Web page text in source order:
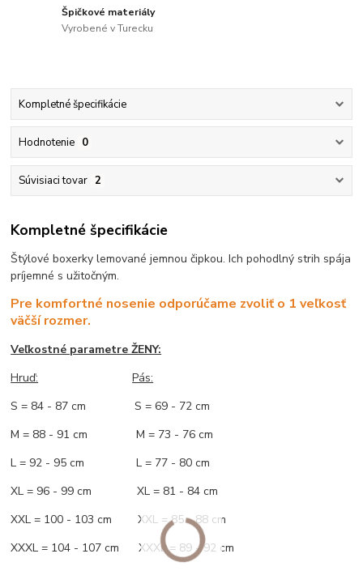
Špičkové materiály
Vyrobené v Turecku
Kompletné špecifikácie
Hodnotenie 0
Súvisiaci tovar 2
Kompletné špecifikácie
Štýlové boxerky lemované jemnou čipkou. Ich pohodlný strih spája
príjemné s užitočným.
Pre komfortné nosenie odporúčame zvoliť o 1 veľkosť
väčší rozmer.
Veľkostné parametre ŽENY:
Hruď:
Pás:
S = 84 - 87 cm S = 69 - 72 cm
M = 88 - 91 cm M = 73 - 76 cm
L = 92 - 95 cm L = 77 - 80 cm
XL = 96 - 99 cm XL = 81 - 84 cm
XXL = 100 - 103 cm XXL = 85 - 88 cm
XXXL = 104 - 107 cm XXXL = 89 - 92 cm